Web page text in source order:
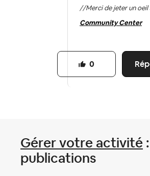
//Merci de jeter un oeil
Community Center
0
Gérer votre activité
publications